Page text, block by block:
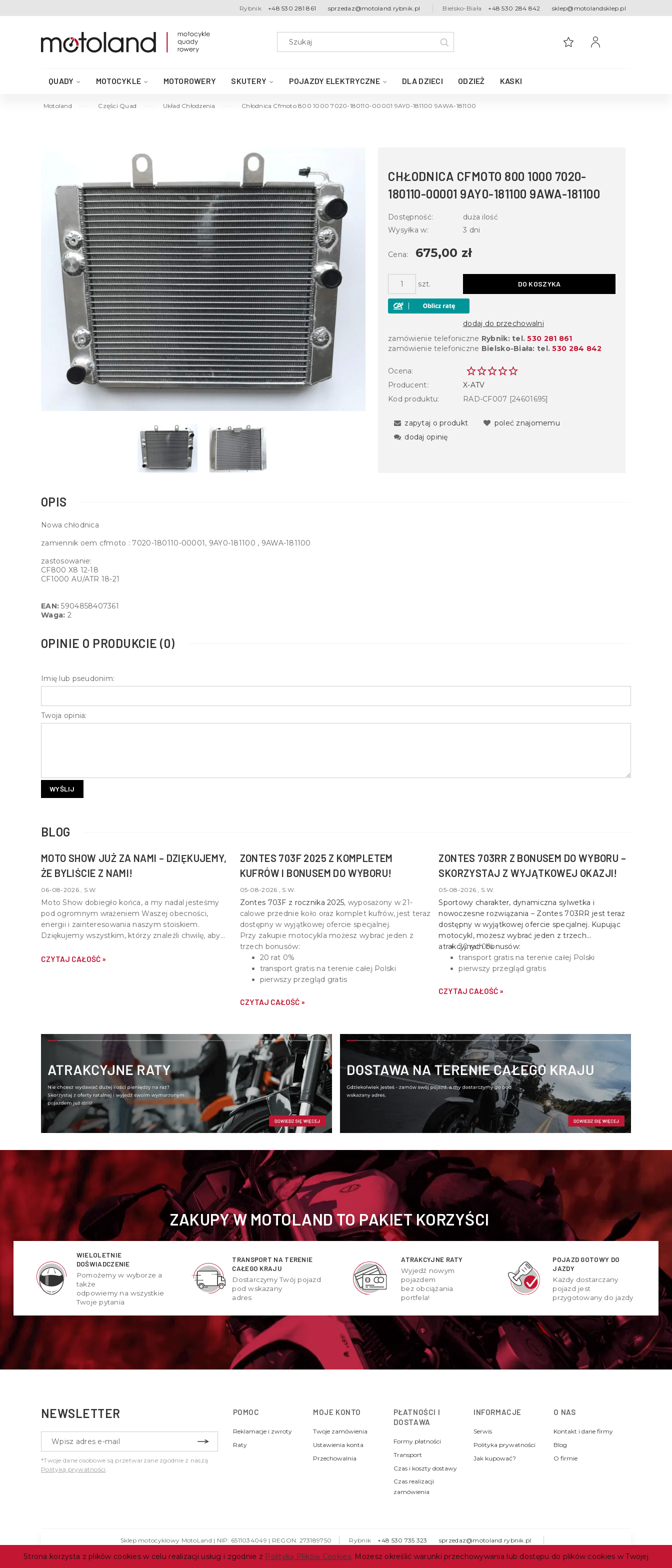
Strona korzysta z plików cookies w celu realizacji usług i zgodnie z Polityką Plików Cookies. Możesz określić warunki przechowywania lub dostępu do plików cookies w Twojej
Rybnik +48 530 281 861 sprzedaz@motoland.rybnik.pl Bielsko-Biała +48 530 284 842 sklep@motolandsklep.pl
QUADY MOTOCYKLE MOTOROWERY SKUTERY POJAZDY ELEKTRYCZNE DLA DZIECI ODZIEŻ KASKI
AKCESORIA DO QUADA CZĘŚCI QUAD
Motoland Części Quad Układ Chłodzenia Chłodnica Cfmoto 800 1000 7020-180110-00001 9AY0-181100 9AWA-181100
CHŁODNICA CFMOTO 800 1000 7020-
180110-00001 9AY0-181100 9AWA-181100
Dostępność:
duża ilość
Wysyłka w:
3 dni
Cena: 675,00 zł
szt. DO KOSZYKA
dodaj do przechowalni
zamówienie telefoniczne Rybnik: tel.530 281 861
zamówienie telefoniczne Bielsko-Biała: tel.530 284 842
Ocena:
Producent:
X-ATV
Kod produktu:
RAD-CF007 [24601695]
zapytaj o produkt
poleć znajomemu
dodaj opinię
OPIS
Nowa chłodnica
zamiennik oem cfmoto : 7020-180110-00001, 9AY0-181100 , 9AWA-181100
zastosowanie:
CF800 X8 12-18
CF1000 AU/ATR 18-21
EAN:5904858407361
Waga: 2
OPINIE O PRODUKCIE (0)
Imię lub pseudonim:
Twoja opinia:
WYŚLIJ
BLOG
MOTO SHOW JUŻ ZA NAMI – DZIĘKUJEMY,
ŻE BYLIŚCIE Z NAMI!
06-08-2026 , S.W
Moto Show dobiegło końca, a my nadal jesteśmy
pod ogromnym wrażeniem Waszej obecności,
energii i zainteresowania naszym stoiskiem.
Dziękujemy wszystkim, którzy znaleźli chwilę, aby
quadach i wspólnej pasji do motoryzacji.
CZYTAJ CAŁOŚĆ »
ZONTES 703F 2025 Z KOMPLETEM
KUFRÓW I BONUSEM DO WYBORU!
05-08-2026 , S.W.
Zontes 703F z rocznika 2025, wyposażony w21-
calowe przednie koło oraz komplet kufrów, jest teraz
dostępny w wyjątkowej ofercie specjalnej.
Przy zakupie motocykla możesz wybrać jeden z
trzech bonusów:
20 rat 0%
transport gratis na terenie całej Polski
pierwszy przegląd gratis
CZYTAJ CAŁOŚĆ »
ZONTES 703RR Z BONUSEM DO WYBORU –
SKORZYSTAJ Z WYJĄTKOWEJ OKAZJI!
05-08-2026 , S.W.
Sportowy charakter, dynamiczna sylwetka i
nowoczesne rozwiązania – Zontes 703RR jest teraz
dostępny w wyjątkowej ofercie specjalnej. Kupując
motocykl, możesz wybrać jeden z trzech
atrakcyjnych bonusów:
20 rat 0%
transport gratis na terenie całej Polski
pierwszy przegląd gratis
CZYTAJ CAŁOŚĆ »
ZAKUPY W MOTOLAND TO PAKIET KORZYŚCI
WIELOLETNIE
DOŚWIADCZENIE
Pomożemy w wyborze a
także
odpowiemy na wszystkie
Twoje pytania
TRANSPORT NA TERENIE
CAŁEGO KRAJU
Dostarczymy Twój pojazd
pod wskazany
adres
ATRAKCYJNE RATY
Wyjedź nowym
pojazdem
bez obciążania
portfela!
POJAZD GOTOWY DO
JAZDY
Każdy dostarczany
pojazd jest
przygotowany do jazdy
NEWSLETTER
*Twoje dane osobowe są przetwarzane zgodnie z naszą
Polityką prywatności .
POMOC
Reklamacje i zwroty
Raty
MOJE KONTO
Twoje zamówienia
Ustawienia konta
Przechowalnia
PŁATNOŚCI I
DOSTAWA
Formy płatności
Transport
Czas i koszty dostawy
Czas realizacji
zamówienia
INFORMACJE
Serwis
Polityka prywatności
Jak kupować?
O NAS
Kontakt i dane firmy
Blog
O firmie
Sklep motocyklowy MotoLand | NIP: 6511034049 | REGON: 273189750 Rybnik +48 530 735 323 sprzedaz@motoland.rybnik.pl
Bielsko-Biała +48 530 284 842